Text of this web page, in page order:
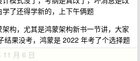
了还得学新的，上下午俩题
构，尤其是鸿蒙架构新书一节讲，大家
结果没考，鸿蒙是 2022 年考了个选择题
月 6 日